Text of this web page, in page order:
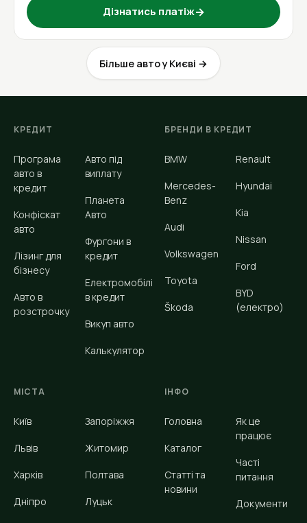
Дізнатись платіж→
Більше авто у Києві →
КРЕДИТ
Програма
авто в
кредит
Конфіскат
авто
Лізинг для
бізнесу
Авто в
розстрочку
Авто під
виплату
Планета
Авто
Фургони в
кредит
Електромобілі
в кредит
Викуп авто
Калькулятор
БРЕНДИ В КРЕДИТ
BMW
Mercedes-
Benz
Audi
Volkswagen
Toyota
Škoda
Renault
Hyundai
Kia
Nissan
Ford
BYD
(електро)
МІСТА
Київ
Львів
Харків
Дніпро
Запоріжжя
Житомир
Полтава
Луцьк
ІНФО
Головна
Каталог
Статті та
новини
Як це
працює
Часті
питання
Документи